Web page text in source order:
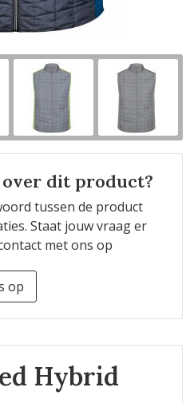
over dit product?
tussen de product
Staat jouw vraag er
met ons op
op
Hybrid